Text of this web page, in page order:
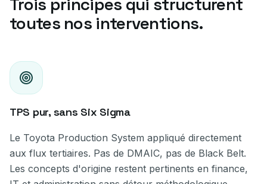
toutes nos interventions.
TPS pur, sans Six Sigma
Le Toyota Production System appliqué directement
aux flux tertiaires. Pas de DMAIC, pas de Black Belt.
Les concepts d'origine restent pertinents en finance,